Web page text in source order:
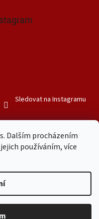
Dalším procházením
používáním, více
Sledovat na Instagramu
práva vyhrazena.Upravit